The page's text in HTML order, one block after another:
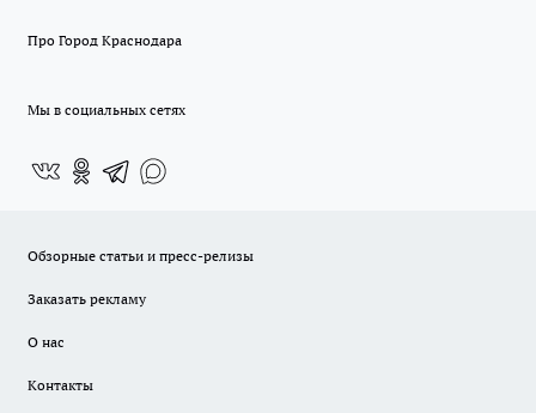
Про Город Краснодара
Мы в социальных сетях
Обзорные статьи и пресс-релизы
Заказать рекламу
О нас
Контакты